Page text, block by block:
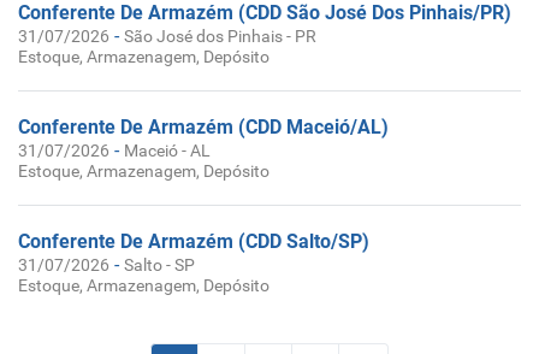
Conferente De Armazém (CDD São José Dos Pinhais/PR)
31/07/2026 -São José dos Pinhais - PR
Estoque, Armazenagem, Depósito
Conferente De Armazém (CDD Maceió/AL)
31/07/2026 - Maceió - AL
Estoque, Armazenagem, Depósito
Conferente De Armazém (CDD Salto/SP)
31/07/2026 -Salto - SP
Estoque, Armazenagem, Depósito